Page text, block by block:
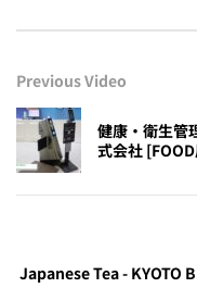
Previous Video
健康・衛生管
式会社
Japanese Tea - KYOTO